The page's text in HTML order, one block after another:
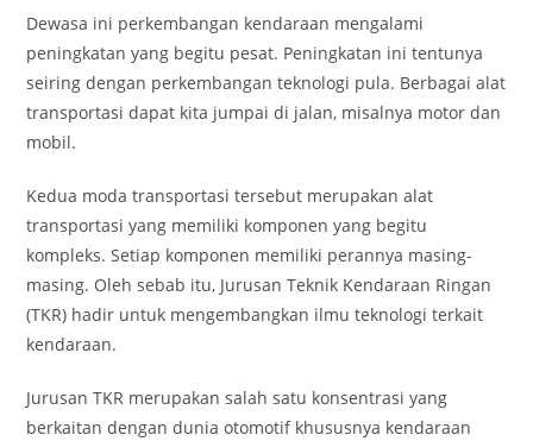
Dewasa ini perkembangan kendaraan mengalami
peningkatan yang begitu pesat. Peningkatan ini tentunya
seiring dengan perkembangan teknologi pula. Berbagai alat
transportasi dapat kita jumpai di jalan, misalnya motor dan
mobil.
Kedua moda transportasi tersebut merupakan alat
transportasi yang memiliki komponen yang begitu
kompleks. Setiap komponen memiliki perannya masing-
masing. Oleh sebab itu, Jurusan Teknik Kendaraan Ringan
(TKR) hadir untuk mengembangkan ilmu teknologi terkait
kendaraan.
Jurusan TKR merupakan salah satu konsentrasi yang
berkaitan dengan dunia otomotif khususnya kendaraan